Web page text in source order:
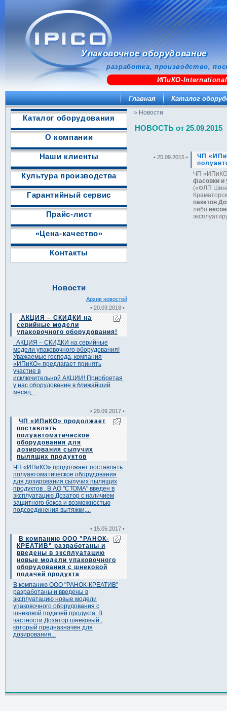
Упаковочное оборудование
разработка, производство,
ИПиКО-International
Главная Каталог
Каталог оборудования
О компании
Наши клиенты
Культура производства
Гарантийный сервис
Прайс-лист
«Цена-качество»
Контакты
Новости
Архив новостей
• 20.03.2018 •
АКЦИЯ – СКИДКИ на
серийные модели
упаковочного оборудования!
АКЦИЯ – СКИДКИ на серийные
модели упаковочного оборудования!
Уважаемые господа, компания
«ИПиКО» предлагает принять
участие в
исключительной АКЦИИ! Приобретая
у нас оборудование в ближайший
месяц,...
• 29.09.2017 •
ЧП «ИПиКО» продолжает
поставлять
полуавтоматическое
оборудования для
дозирования сыпучих
пылящих продуктов
ЧП «ИПиКО» продолжает поставлять
полуавтоматическое оборудования
для дозирования сыпучих пылящих
продуктов . В АО "СТОМА" введен в
эксплуатацию Дозатор с наличием
защитного бокса и возможностью
подсоединения вытяжки,...
• 15.05.2017 •
В компанию ООО "РАНОК-
КРЕАТИВ" разработаны и
введены в эксплуатацию
новые модели упаковочного
оборудования с шнековой
подачей продукта
В компанию ООО "РАНОК-КРЕАТИВ"
разработаны и введены в
эксплуатацию новые модели
упаковочного оборудования с
шнековой подачей продукта. В
частности Дозатор шнековый ,
который предназначен для
дозирования...
» Новости
НОВОСТЬ от 25.09.2015
• 25.09.2015 •
ЧП
ЧП
фасовки и
(«ФЛП
пакетов
либо